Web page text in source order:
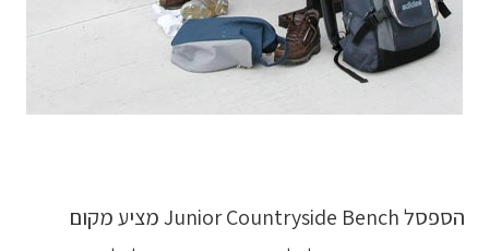
הספסל Junior Countryside Bench מציע מקום